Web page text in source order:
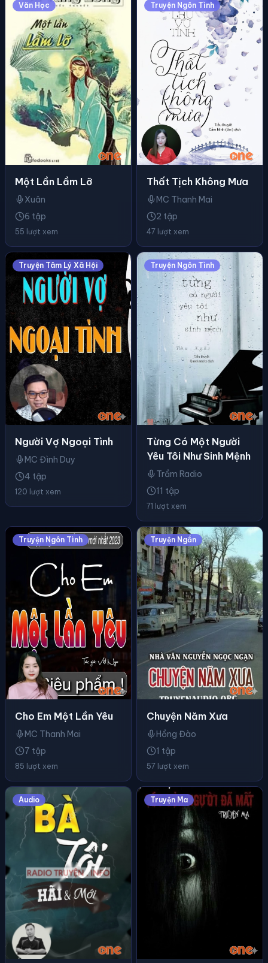
Văn Học
Một Lần Lầm Lỡ
Xuân
6 tập
55 lượt xem
Truyện Ngôn Tình
Thất Tịch Không Mưa
MC Thanh Mai
2 tập
47 lượt xem
Truyện Tâm Lý Xã Hội
Người Vợ Ngoại Tình
MC Đình Duy
4 tập
120 lượt xem
Truyện Ngôn Tình
Từng Có Một Người
Yêu Tôi Như Sinh Mệnh
Trầm Radio
11 tập
71 lượt xem
Truyện Ngôn Tình
Cho Em Một Lần Yêu
MC Thanh Mai
7 tập
85 lượt xem
Truyện Ngắn
Chuyện Năm Xưa
Hồng Đào
1 tập
57 lượt xem
Audio Truyện Ma